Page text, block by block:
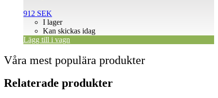
912 SEK
I lager
Kan skickas idag
Lägg till i vagn
Våra mest populära produkter
Relaterade produkter